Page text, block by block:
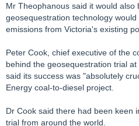
Mr Theophanous said it would also
geosequestration technology
emissions from Victoria's existing
Peter Cook, chief executive of the
behind the geosequestration trial
said its success was "absolutely
Energy coal-to-diesel project.
Dr Cook said there had been keen
trial from around the world.